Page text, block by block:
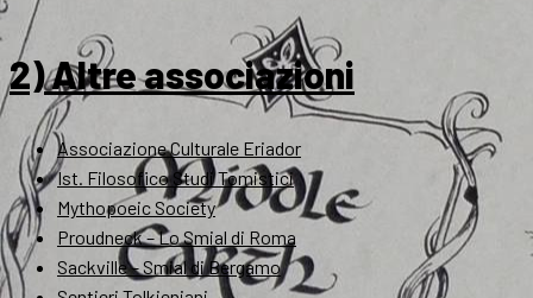
2) Altre associazioni
Associazione Culturale Eriador
Ist. Filosofico Studi Tomistici
Mythopoeic Society
Proudneck – Lo Smial di Roma
Sackville – Smial di Bergamo